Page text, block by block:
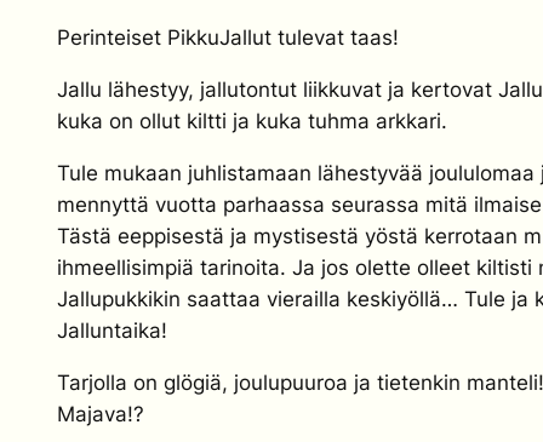
Perinteiset PikkuJallut tulevat taas!
Jallu lähestyy, jallutontut liikkuvat ja kertovat
kuka on ollut kiltti ja kuka tuhma arkkari.
Tule mukaan juhlistamaan lähestyvää joululomaa
mennyttä vuotta parhaassa seurassa mitä
Tästä eeppisestä ja mystisestä yöstä kerrotaan
ihmeellisimpiä tarinoita. Ja jos olette olleet kiltisti
Jallupukkikin saattaa vierailla keskiyöllä… Tule ja
Jalluntaika!
Tarjolla on glögiä, joulupuuroa ja tietenkin
Majava!?